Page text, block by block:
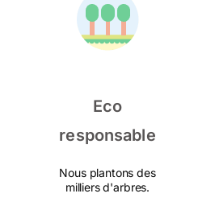
Eco
responsable
Nous plantons des
milliers d'arbres.